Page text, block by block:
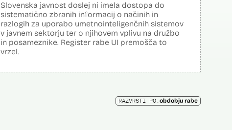
Slovenska javnost doslej ni imela dostopa do
sistematično zbranih informacij o načinih in
razlogih za uporabo umetnointeligenčnih sistemov
v javnem sektorju ter o njihovem vplivu na družbo
in posameznike. Register rabe UI premošča to
vrzel.
RAZVRSTI PO:obdobju rabe